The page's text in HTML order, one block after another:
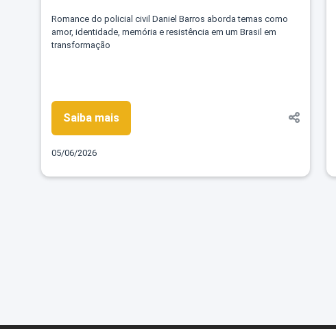
Romance do policial civil Daniel Barros aborda temas como
amor, identidade, memória e resistência em um Brasil em
transformação
Saiba mais
05/06/2026